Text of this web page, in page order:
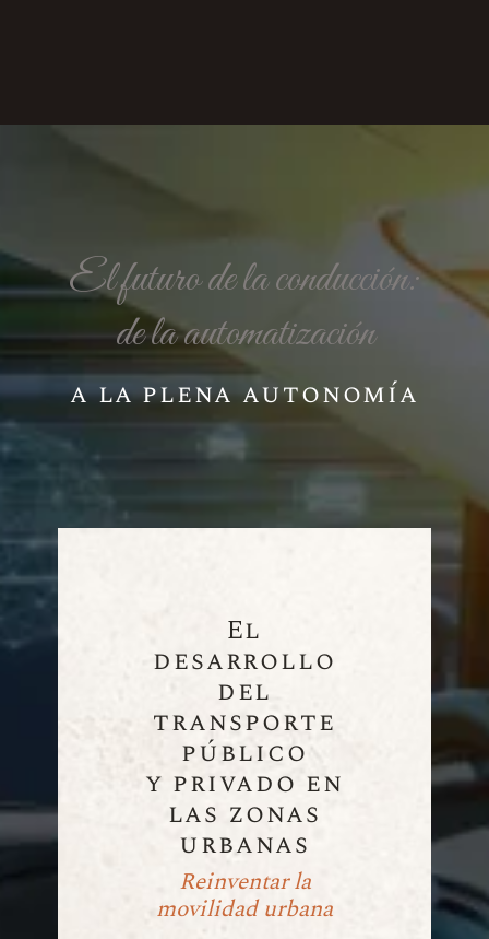
El futuro de la conducción:
de la automatización
a la plena autonomía
El
desarrollo
del
transporte
público
y privado en
las zonas
urbanas
Reinventar la
movilidad urbana